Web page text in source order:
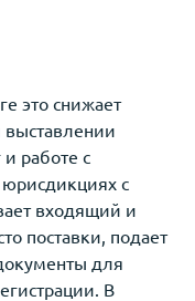
это снижает
выставлении
и работе с
с
входящий и
поставки, подает
для
В